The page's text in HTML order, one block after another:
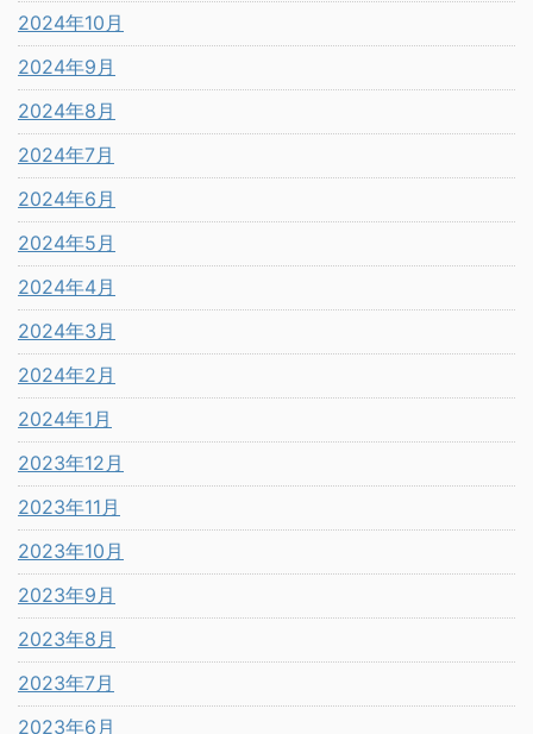
2024年10月
2024年9月
2024年8月
2024年7月
2024年6月
2024年5月
2024年4月
2024年3月
2024年2月
2024年1月
2023年12月
2023年11月
2023年10月
2023年9月
2023年8月
2023年7月
2023年6月